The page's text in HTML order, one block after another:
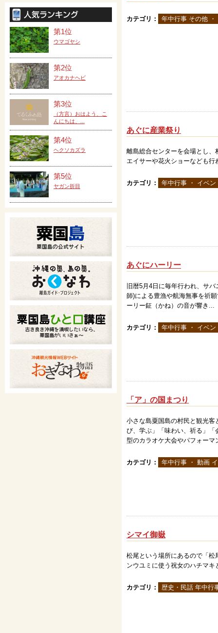
カテゴリ： 年中行事 その他
あぐに産業祭り
離島総合センターを会場とし
エイサーや花火ショーなども行
カテゴリ： 年中行事 ・ イベン
あぐにハーリー
旧暦5月4日に毎年行われ、サ
師)による豊漁や航海無事を祈
ーリー鉦（かね）の音が響き...
カテゴリ： 年中行事 ・ イベン
「ア」の国まつり
小さな島粟国島の村民と観光
び、学ぶ」「味わい、祈る」
型のカラオケ大会やパフォーマ
カテゴリ： 年中行事 ・ 動画
シマイ御嶽
松尾という場所にあるので「
ンウユミに使う祝女のハチマキ
カテゴリ： 歴史・民話 年中行
第1位
ウマゴヤシ
第2位
アオカナヘビ
第3位
（方言）おはよう、こ
んにちは、...
第4位
ヘクソカズラ
第5位
ヤガン折目